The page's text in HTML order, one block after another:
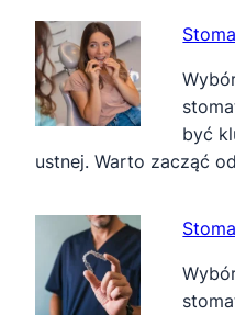
być
ustnej. Warto zacząć